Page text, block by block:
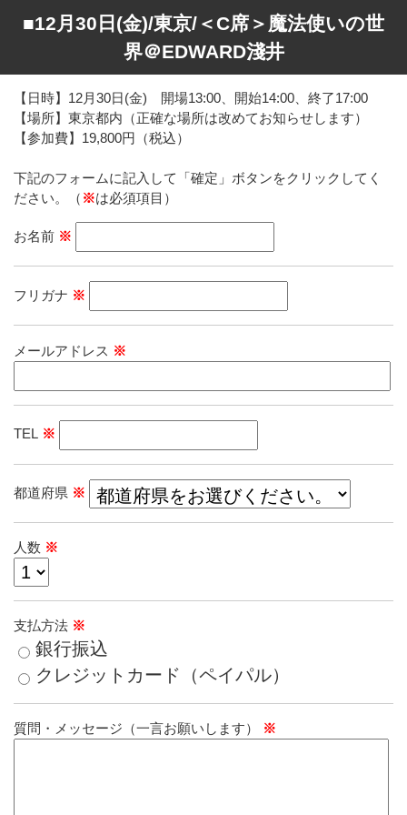
■12月30日(金)/東京/＜C席＞魔法使いの世
界＠EDWARD淺井
【日時】12月30日(金) 開場13:00、開始14:00、終了17:00
【場所】東京都内（正確な場所は改めてお知らせします）
【参加費】19,800円（税込）
下記のフォームに記入して「確定」ボタンをクリックしてく
ださい。（ ※は必須項目）
お名前 ※
フリガナ ※
メールアドレス ※
TEL ※
都道府県 ※
人数 ※
支払方法 ※
銀行振込
クレジットカード（ペイパル）
質問・メッセージ（一言お願いします） ※